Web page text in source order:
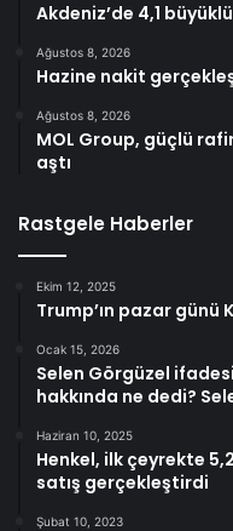
Akdeniz’de 4,1
Ağustos 8, 2026
Hazine nakit
Ağustos 8, 2026
MOL Group, güçlü
aştı
Rastgele Haberler
Ekim 12, 2025
Trump’ın pazar
Ocak 15, 2026
Selen Görgüzel
hakkında ne dedi?
Haziran 10, 2025
Henkel, ilk çeyrekte
satış gerçekleştirdi
Şubat 10, 2023